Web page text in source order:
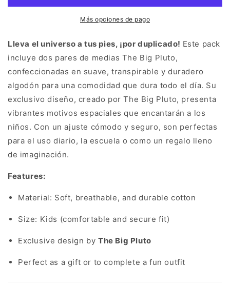
THE
THE
BIGMás opciones de pago
Lleva el universo a tus pies, ¡por duplicado! Este pack
incluye dos pares de medias The Big Pluto,
confeccionadas en suave, transpirable y duradero
algodón para una comodidad que dura todo el día. Su
exclusivo diseño, creado por The Big Pluto, presenta
vibrantes motivos espaciales que encantarán a los
niños. Con un ajuste cómodo y seguro, son perfectas
para el uso diario, la escuela o como un regalo lleno
de imaginación.
Features:
Material: Soft, breathable, and durable cotton
Size: Kids (comfortable and secure fit)
Exclusive design by The Big Pluto
Perfect as a gift or to complete a fun outfit